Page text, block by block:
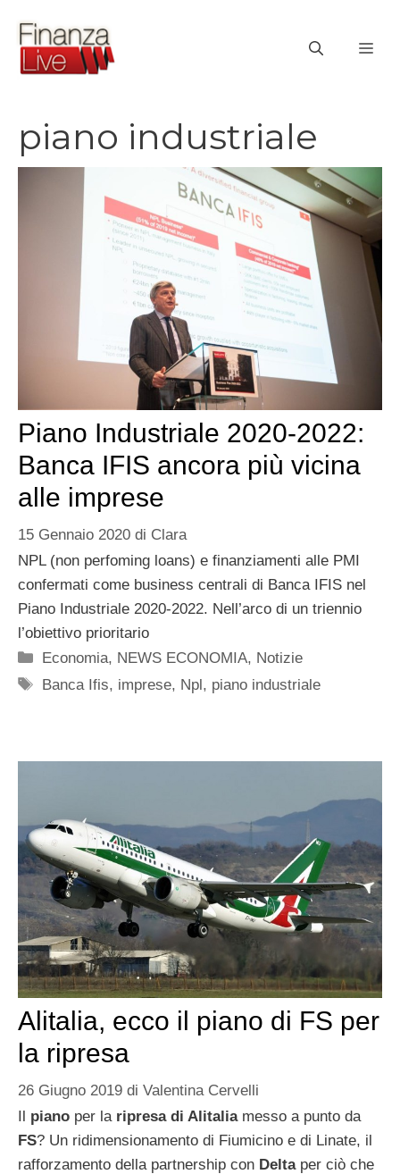
contenuto
piano industriale
Piano Industriale 2020-2022:
Banca IFIS ancora più vicina
alle imprese
15 Gennaio 2020 di Clara
NPL (non perfoming loans) e finanziamenti alle PMI
confermati come business centrali di Banca IFIS nel
Piano Industriale 2020-2022. Nell’arco di un triennio
l’obiettivo prioritario
Categorie
Economia, NEWS ECONOMIA, Notizie
Tag
Banca Ifis, imprese, Npl, piano industriale
Alitalia, ecco il piano di FS per
la ripresa
26 Giugno 2019 di Valentina Cervelli
Il piano per la ripresa di Alitaliamesso a punto da
FS? Un ridimensionamento di Fiumicino e di Linate, il
rafforzamento della partnership con Deltaper ciò che